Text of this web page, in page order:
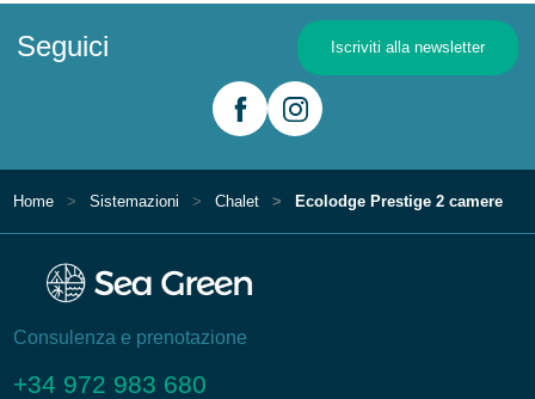
Seguici Iscriviti alla newsletter
Home Sistemazioni Chalet Ecolodge Prestige 2 camere
Consulenza e prenotazione
+34 972 983 680